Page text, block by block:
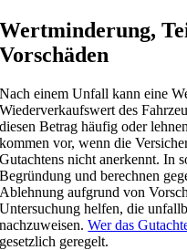
Wertminderung,
Vorschäden
Nach einem Unfall kann eine
Wiederverkaufswert des
diesen Betrag häufig oder
kommen vor, wenn die
Gutachtens nicht anerkennt. In
Begründung und berechnen
Ablehnung aufgrund von
Untersuchung helfen, die
nachzuweisen.Wer das
gesetzlich geregelt.